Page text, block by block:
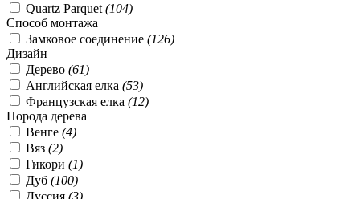
Quartz Parquet (104)
Способ монтажа
Замковое соединение (126)
Дизайн
Дерево (61)
Английская елка (53)
Французская елка (12)
Порода дерева
Венге (4)
Вяз (2)
Гикори (1)
Дуб (100)
Дуссия (3)